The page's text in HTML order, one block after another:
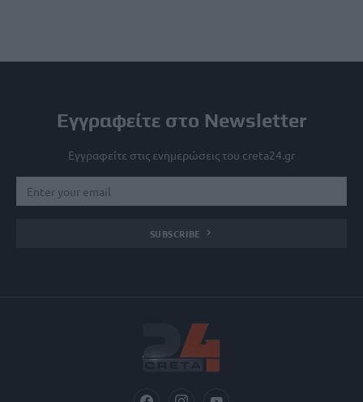
Εγγραφείτε στο Newsletter
Εγγραφείτε στις ενημερώσεις του creta24.gr
SUBSCRIBE